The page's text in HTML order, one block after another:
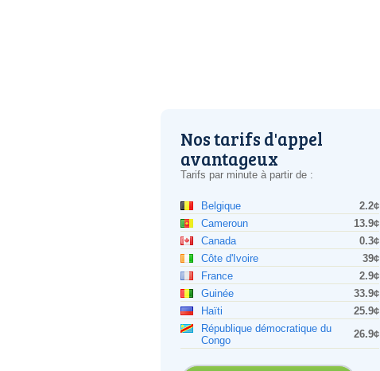
Nos tarifs d'appel
avantageux
Tarifs par minute à partir de :
Belgique
2.2¢
Cameroun
13.9¢
Canada
0.3¢
Côte d'Ivoire
39¢
France
2.9¢
Guinée
33.9¢
Haïti
25.9¢
République démocratique du
Congo
26.9¢